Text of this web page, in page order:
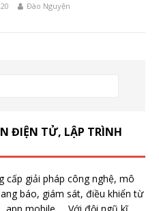
Đào Nguyện
ĐIỆN TỬ, LẬP TRÌNH
cấp giải pháp công nghệ, mô
báo, giám sát, điều khiển từ